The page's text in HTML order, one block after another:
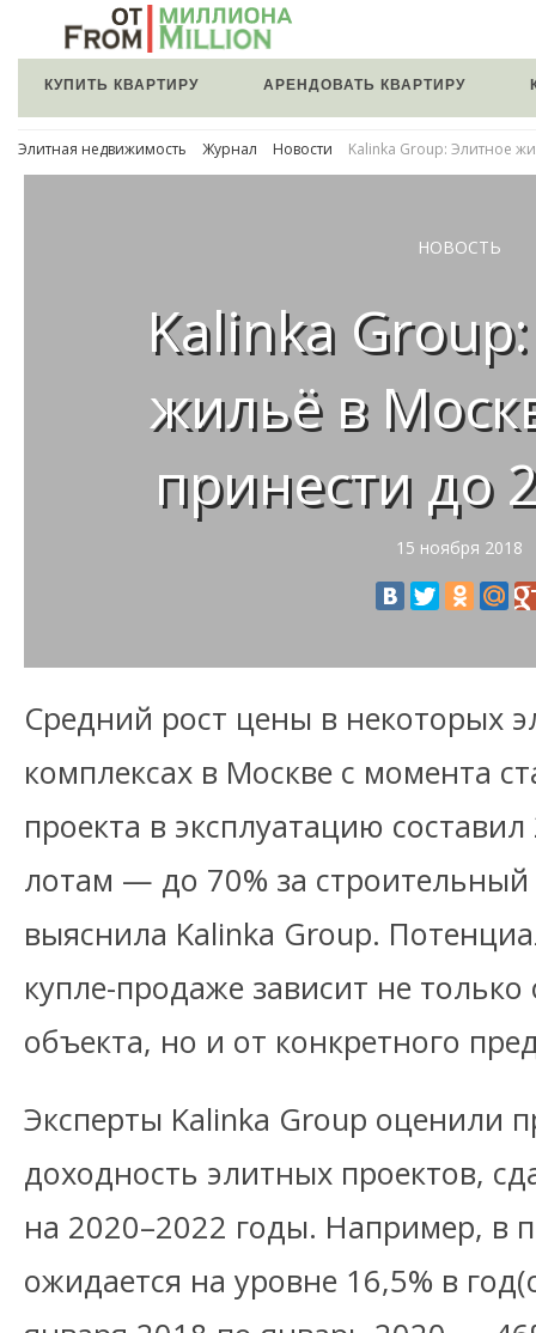
КУПИТЬ КВАРТИРУ АРЕНДОВАТЬ КВАРТИРУ
Элитная недвижимость Журнал Новости Kalinka Group: Элитное
НОВОСТЬ
Kalinka
жильё в
принести до
15 ноября 2018
Средний рост цены в некоторых
комплексах в Москве с момента
проекта в эксплуатацию
лотам — до 70% за строительный
выяснила Kalinka Group.
купле-продаже зависит не
объекта, но и от конкретного
Эксперты Kalinka Group оценили
доходность элитных проектов,
на 2020–2022 годы. Например, в
ожидается на уровне 16,5% в